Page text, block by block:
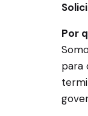
Por
para